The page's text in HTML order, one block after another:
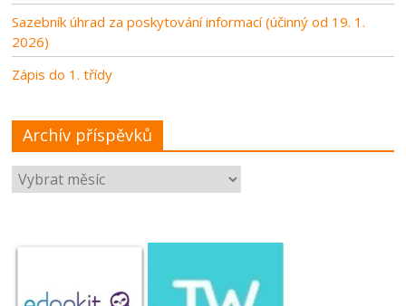
Sazebník úhrad za poskytování informací (účinný od 19. 1.
2026)
Zápis do 1. třídy
Archív příspěvků